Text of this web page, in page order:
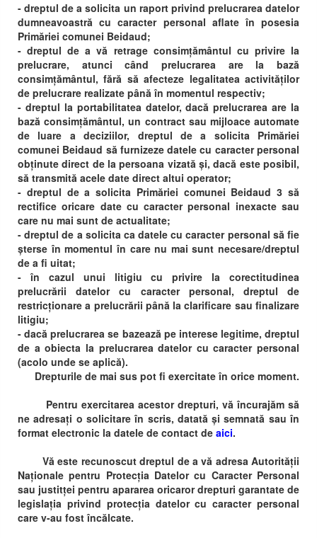
- dreptul de a solicita un raport privind prelucrarea datelor
dumneavoastră cu caracter personal aflate în posesia
Primăriei comunei Beidaud;
- dreptul de a vă retrage consimțământul cu privire la
prelucrare, atunci când prelucrarea are la bază
consimțământul, fără să afecteze legalitatea activităților
de prelucrare realizate până în momentul respectiv;
- dreptul la portabilitatea datelor, dacă prelucrarea are la
bază consimțământul, un contract sau mijloace automate
de luare a deciziilor, dreptul de a solicita Primăriei
comunei Beidaud să furnizeze datele cu caracter personal
obținute direct de la persoana vizată și, dacă este posibil,
să transmită acele date direct altui operator;
- dreptul de a solicita Primăriei comunei Beidaud 3 să
rectifice oricare date cu caracter personal inexacte sau
care nu mai sunt de actualitate;
- dreptul de a solicita ca datele cu caracter personal să fie
șterse în momentul în care nu mai sunt necesare/dreptul
de a fi uitat;
- în cazul unui litigiu cu privire la corectitudinea
prelucrării datelor cu caracter personal, dreptul de
restricționare a prelucrării până la clarificare sau finalizare
litigiu;
- dacă prelucrarea se bazează pe interese legitime, dreptul
de a obiecta la prelucrarea datelor cu caracter personal
(acolo unde se aplică).
Drepturile de mai sus pot fi exercitate în orice moment.
Pentru exercitarea acestor drepturi, vă încurajăm să
ne adresați o solicitare în scris, datată și semnată sau în
format electronic la datele de contact de aici.
Vă este recunoscut dreptul de a vă adresa Autorității
Naționale pentru Protecția Datelor cu Caracter Personal
sau justitței pentru apararea oricaror drepturi garantate de
legislația privind protecția datelor cu caracter personal
care v-au fost încălcate.